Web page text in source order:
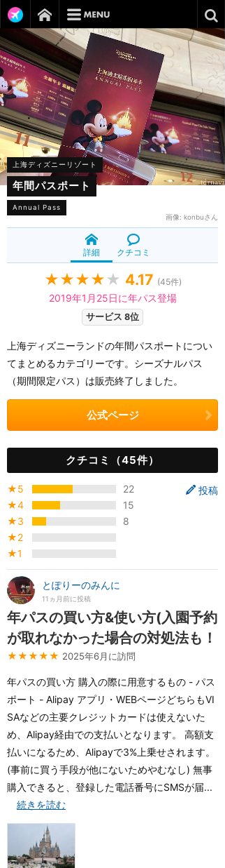
上海ディズニーリゾート
年間パスポート
Annual Pass
画像: konbuさん
詳細 クチコミ
★★★★ ★ 4.17 (45件)
2019年1月25日に年パス登場
サービス 8位
上海ディズニーランドの年間パスポートについ
てまとめるカテゴリーです。シーズナルパス
（期間限定パス）は販売終了しました。
公式ページ
クチコミ（45件）
投稿
★5
22
★4
15
★3
8
★2
★1
とぽりーのみんに
11ヵ月前に投稿
年パスの買い方&使い方(入園予約
が取れなかった場合の対処法も！
★★★★★ 2025年6月に訪問
年パスの買い方 購入の際に用意するもの - パス
ポート - Alipay アプリ・WEBページどちらもVI
SAなどの主要クレジットカードは使えないた
め、Alipay経由での支払いとなります。 高額支
払いになるため、Alipayで3%上乗せされます。
(事前に買う手段が他にないためやむなし) 無事
購入できると、登録した電話番号にSMSが届...
続きを読む